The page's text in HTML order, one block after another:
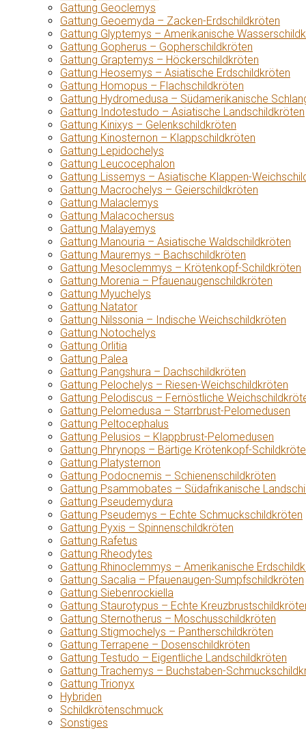
Gattung Geoclemys
Gattung Geoemyda – Zacken-Erdschildkröten
Gattung Glyptemys – Amerikanische
Gattung Gopherus – Gopherschildkröten
Gattung Graptemys – Höckerschildkröten
Gattung Heosemys – Asiatische Erdschildkröten
Gattung Homopus – Flachschildkröten
Gattung Hydromedusa – Südamerikanische
Gattung Indotestudo – Asiatische Landschildkröten
Gattung Kinixys – Gelenkschildkröten
Gattung Kinosternon – Klappschildkröten
Gattung Lepidochelys
Gattung Leucocephalon
Gattung Lissemys – Asiatische Klappen-
Gattung Macrochelys – Geierschildkröten
Gattung Malaclemys
Gattung Malacochersus
Gattung Malayemys
Gattung Manouria – Asiatische Waldschildkröten
Gattung Mauremys – Bachschildkröten
Gattung Mesoclemmys – Krötenkopf-Schildkröten
Gattung Morenia – Pfauenaugenschildkröten
Gattung Myuchelys
Gattung Natator
Gattung Nilssonia – Indische Weichschildkröten
Gattung Notochelys
Gattung Orlitia
Gattung Palea
Gattung Pangshura – Dachschildkröten
Gattung Pelochelys – Riesen-Weichschildkröten
Gattung Pelodiscus – Fernöstliche
Gattung Pelomedusa – Starrbrust-Pelomedusen
Gattung Peltocephalus
Gattung Pelusios – Klappbrust-Pelomedusen
Gattung Phrynops – Bärtige Krötenkopf-
Gattung Platysternon
Gattung Podocnemis – Schienenschildkröten
Gattung Psammobates – Südafrikanische
Gattung Pseudemydura
Gattung Pseudemys – Echte Schmuckschildkröten
Gattung Pyxis – Spinnenschildkröten
Gattung Rafetus
Gattung Rheodytes
Gattung Rhinoclemmys – Amerikanische
Gattung Sacalia – Pfauenaugen-Sumpfschildkröten
Gattung Siebenrockiella
Gattung Staurotypus – Echte
Gattung Sternotherus – Moschusschildkröten
Gattung Stigmochelys – Pantherschildkröten
Gattung Terrapene – Dosenschildkröten
Gattung Testudo – Eigentliche Landschildkröten
Gattung Trachemys – Buchstaben-
Gattung Trionyx
Hybriden
Schildkrötenschmuck
Sonstiges